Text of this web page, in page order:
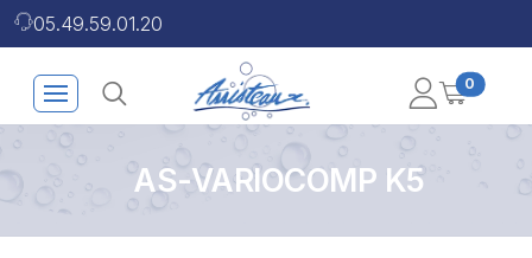
05.49.59.01.20
0
AS-VARIOCOMP K5